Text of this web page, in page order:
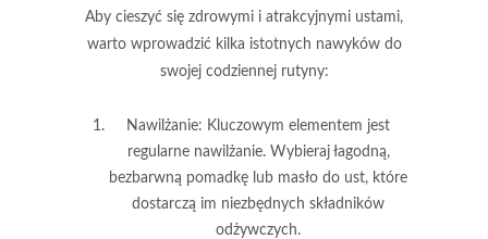
Aby cieszyć się zdrowymi i atrakcyjnymi ustami,
warto wprowadzić kilka istotnych nawyków do
swojej codziennej rutyny:
Nawilżanie: Kluczowym elementem jest
regularne nawilżanie. Wybieraj łagodną,
bezbarwną pomadkę lub masło do ust, które
dostarczą im niezbędnych składników
odżywczych.